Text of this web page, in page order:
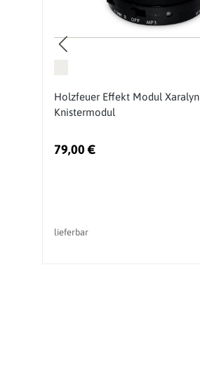
Holzfeuer Effekt Modul Xaralyn
Knistermodul
79,00 €
lieferbar